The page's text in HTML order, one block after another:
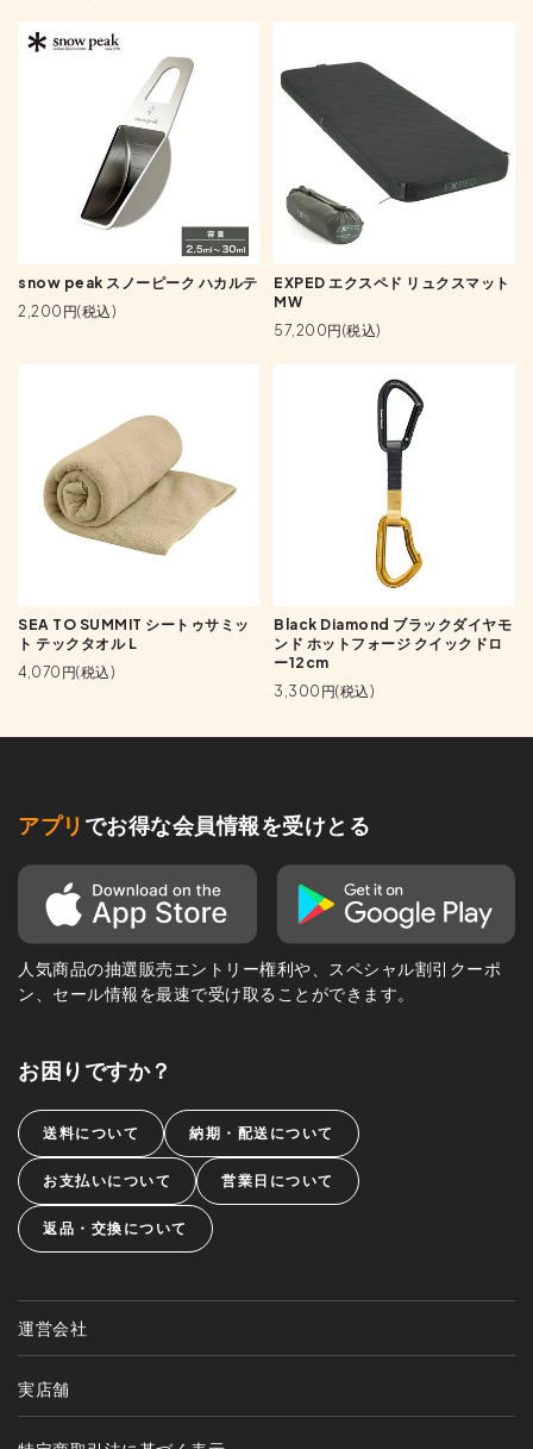
snow peak スノーピーク ハカルテ
2,200円(税込)
EXPED エクスペド リュクスマット
MW
57,200円(税込)
SEA TO SUMMIT シートゥサミッ
ト テックタオル L
4,070円(税込)
Black Diamond ブラックダイヤモ
ンド ホットフォージ クイックドロ
ー12cm
3,300円(税込)
アプリ でお得な会員情報を受けとる
人気商品の抽選販売エントリー権利や、スペシャル割引クーポ
ン、セール情報を最速で受け取ることができます。
お困りですか？
送料について 納期・配送について
お支払いについて 営業日について
返品・交換について
運営会社
実店舗